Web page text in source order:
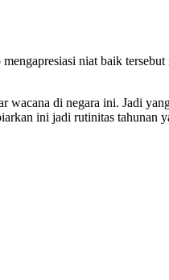
niat baik
wacana di negara ini. Jadi
ini jadi rutinitas tahunan